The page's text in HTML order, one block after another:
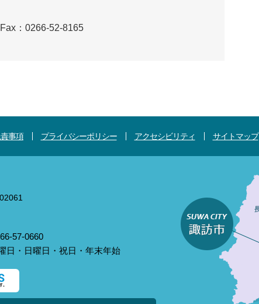
Fax：0266-52-8165
事項 プライバシーポリシー アクセシビリティ サイトマップ
57-0660
日・日曜日・祝日・年末年始